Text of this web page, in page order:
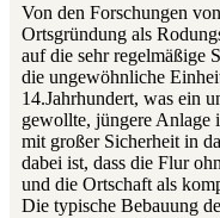
Von den Forschungen
Ortsgründung als
auf die sehr regelmäßige
die ungewöhnliche
14.Jahrhundert, was ein
gewollte, jüngere Anlage
mit großer Sicherheit in
dabei ist, dass die Flur
und die Ortschaft als
Die typische Bebauung